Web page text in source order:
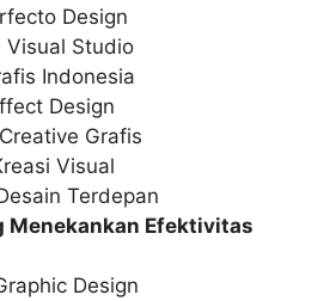
Design
Visual Studio
Indonesia
Design
Grafis
Visual
Terdepan
Menekankan Efektivitas
Design